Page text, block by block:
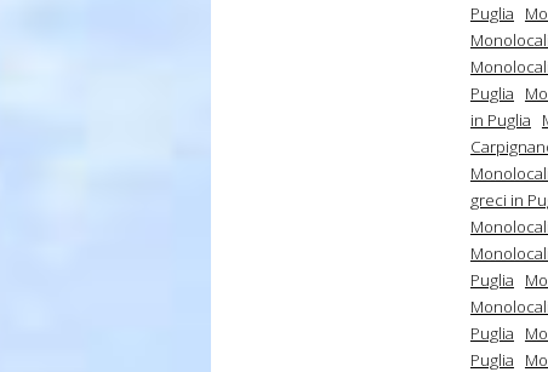
Puglia
Puglia
in Puglia
greci in
Puglia
Puglia
Puglia